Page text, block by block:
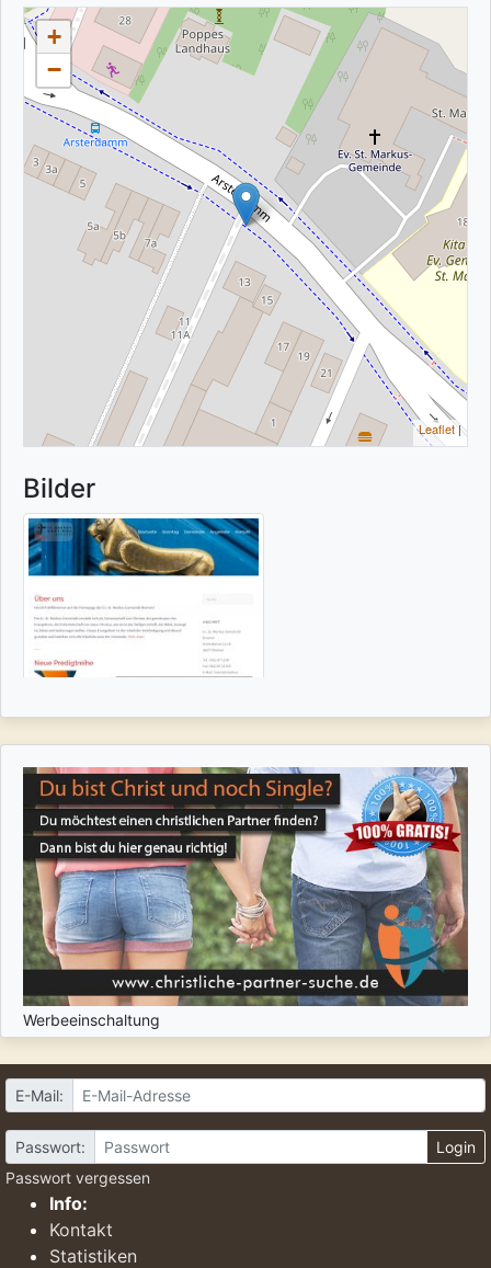
+
−
Leaflet|
Bilder
Werbeeinschaltung
E-Mail:
Passwort:
Login
Passwort vergessen
Info:
Kontakt
Statistiken